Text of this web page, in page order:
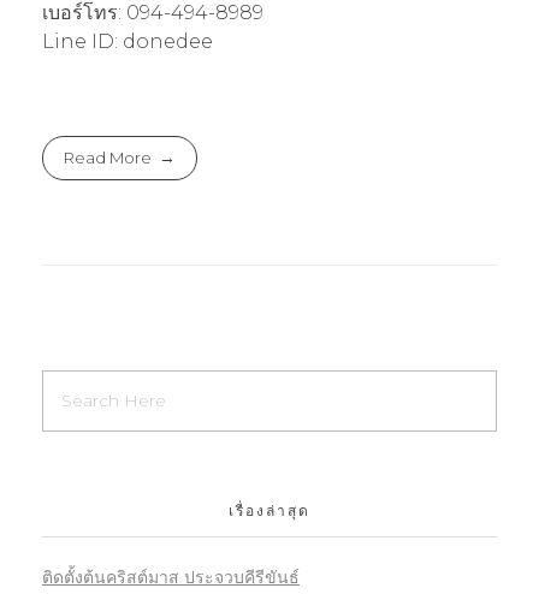
เบอร์โทร: 094-494-8989
Line ID: donedee
Read More
เรื่องล่าสุด
ติดตั้งต้นคริสต์มาส ประจวบคีรีขันธ์